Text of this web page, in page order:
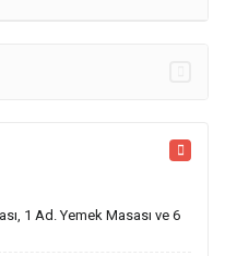
1 Ad. Yemek Masası ve 6